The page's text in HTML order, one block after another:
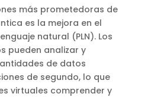
más prometedoras de
es la mejora en el
natural (PLN). Los
pueden analizar y
de datos
de segundo, lo que
virtuales comprender y